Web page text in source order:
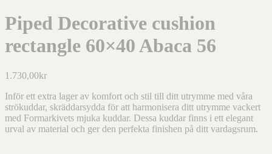
Piped Decorative cushion
rectangle 60×40 Abaca 56
1.730,00kr
Inför ett extra lager av komfort och stil till ditt utrymme med våra
strökuddar, skräddarsydda för att harmonisera ditt utrymme vackert
med Formarkivets mjuka kuddar. Dessa kuddar finns i ett elegant
urval av material och ger den perfekta finishen på ditt vardagsrum.